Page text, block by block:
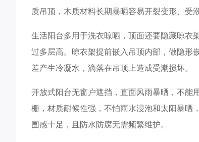
质吊顶，木质材料长期暴晒容易开裂变形、受
生活阳台多用于洗衣晾晒，顶面还要隐藏晾衣
过多层高。晾衣架提前嵌入吊顶内部，做隐形
差产生冷凝水，滴落在吊顶上造成受潮损坏。
开放式阳台无窗户遮挡，直面风雨暴晒，不能
栅，材质耐候性强，不怕雨水浸泡和太阳暴晒
围感十足，且防水防腐无需频繁维护。